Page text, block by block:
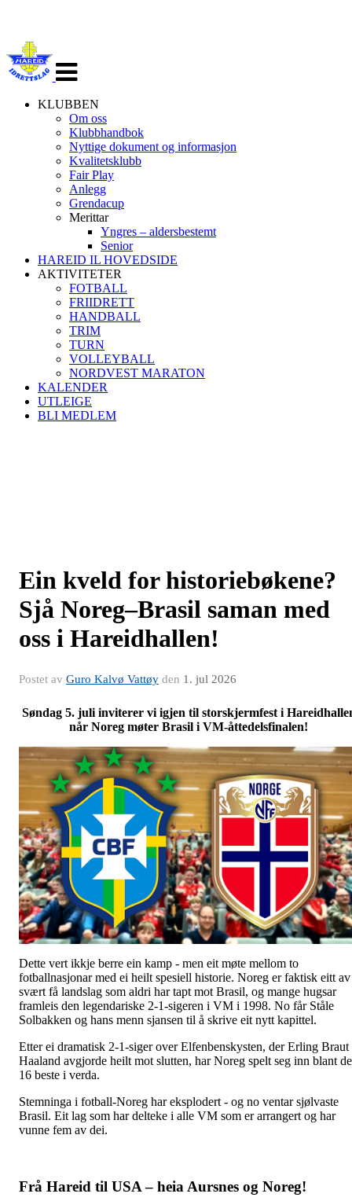
navigasjon
KLUBBEN
Om oss
Klubbhandbok
Nyttige dokument og informasjon
Kvalitetsklubb
Fair Play
Anlegg
Grendacup
Merittar
Yngres – aldersbestemt
Senior
HAREID IL HOVEDSIDE
AKTIVITETER
FOTBALL
FRIIDRETT
HANDBALL
TRIM
TURN
VOLLEYBALL
NORDVEST MARATON
KALENDER
UTLEIGE
BLI MEDLEM
Ein kveld for historiebøkene?
Sjå Noreg–Brasil saman med
oss i Hareidhallen!
Postet av Guro Kalvø Vattøy den 1. jul 2026
Søndag 5. juli inviterer vi igjen til storskjermfest i
når Noreg møter Brasil i VM-åttedelsfinalen!
Dette vert ikkje berre ein kamp - men eit møte mellom to
fotballnasjonar med ei heilt spesiell historie. Noreg er faktisk eitt av
svært få landslag som aldri har tapt mot Brasil, og mange hugsar
framleis den legendariske 2-1-sigeren i VM i 1998. No får Ståle
Solbakken og hans menn sjansen til å skrive eit nytt kapittel.
Etter ei dramatisk 2-1-siger over Elfenbenskysten, der Erling Braut
Haaland avgjorde heilt mot slutten, har Noreg spelt seg inn blant
16 beste i verda.
Stemninga i fotball-Noreg har eksplodert - og no ventar sjølvaste
Brasil. Eit lag som har delteke i alle VM som er arrangert og har
vunne fem av dei.
Frå Hareid til USA – heia Aursnes og Noreg!